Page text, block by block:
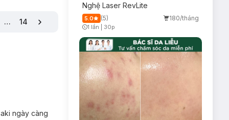
… 14
ngày càng
Nghệ Laser RevLite
5.0 (5) 180/tháng
Timer Gray Icon
1 lần 30p